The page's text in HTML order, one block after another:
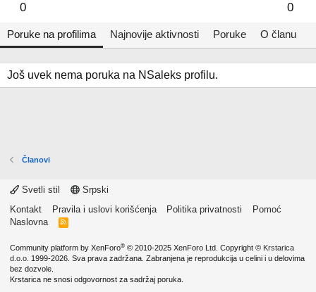
0 0
Poruke na profilima Najnovije aktivnosti Poruke O članu
Još uvek nema poruka na NSaleks profilu.
Članovi
Svetli stil
Srpski
Kontakt
Pravila i uslovi korišćenja Politika privatnosti
Pomoć
Naslovna
R
Community platform by XenForo® © 2010-2025 XenForo Ltd. Copyright © Krstarica
d.o.o. 1999-2026. Sva prava zadržana. Zabranjena je reprodukcija u celini i u delovima
bez dozvole.
Krstarica ne snosi odgovornost za sadržaj poruka.